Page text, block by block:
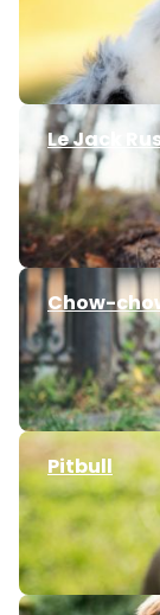
Le Jack
Chow-
Pitbull